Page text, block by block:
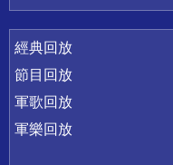
經典回放
節目回放
軍歌回放
軍樂回放